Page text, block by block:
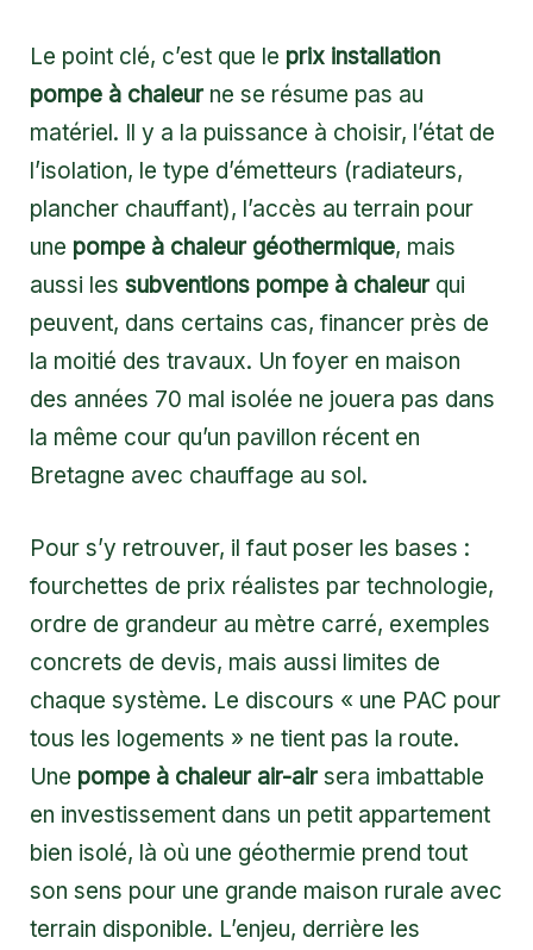
Le point clé, c’est que le prix installation
pompe à chaleurne se résume pas au
matériel. Il y a la puissance à choisir, l’état de
l’isolation, le type d’émetteurs (radiateurs,
plancher chauffant), l’accès au terrain pour
une pompe à chaleur géothermique, mais
aussi les subventions pompe à chaleurqui
peuvent, dans certains cas, financer près de
la moitié des travaux. Un foyer en maison
des années 70 mal isolée ne jouera pas dans
la même cour qu’un pavillon récent en
Bretagne avec chauffage au sol.
Pour s’y retrouver, il faut poser les bases :
fourchettes de prix réalistes par technologie,
ordre de grandeur au mètre carré, exemples
concrets de devis, mais aussi limites de
chaque système. Le discours « une PAC pour
tous les logements » ne tient pas la route.
Une pompe à chaleur air-airsera imbattable
en investissement dans un petit appartement
bien isolé, là où une géothermie prend tout
son sens pour une grande maison rurale avec
terrain disponible. L’enjeu, derrière les